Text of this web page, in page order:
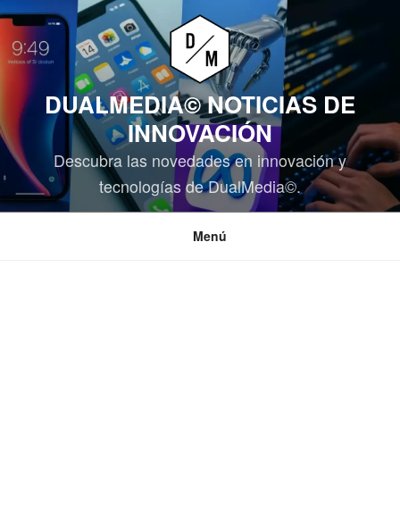
Saltar
contenido
DUALMEDIA© NOTICIAS DE
INNOVACIÓN
Descubra las novedades en innovación y
tecnologías de DualMedia©.
Menú